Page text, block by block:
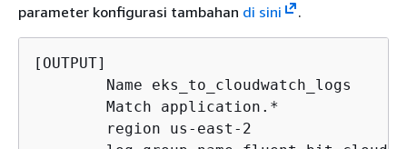
parameter konfigurasi tambahan di sini .
[OUTPUT]
        Name eks_to_cloudwatch_logs
        Match application.*
        region us-east-2